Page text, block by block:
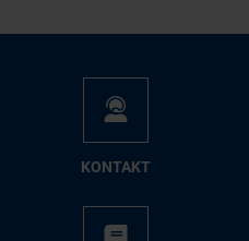
KON­TAKT